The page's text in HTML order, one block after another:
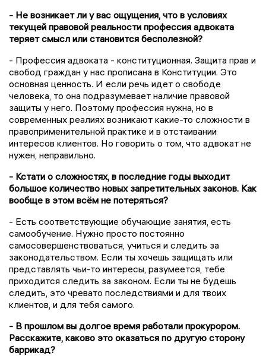
- Не возникает ли у вас ощущения, что в условиях
текущей правовой реальности профессия адвоката
теряет смысл или становится бесполезной?
- Профессия адвоката - конституционная. Защита прав и
свобод граждан у нас прописана в Конституции. Это
основная ценность. И если речь идет о свободе
человека, то она подразумевает наличие правовой
защиты у него. Поэтому профессия нужна, но в
современных реалиях возникают какие-то сложности в
правоприменительной практике и в отстаивании
интересов клиентов. Но говорить о том, что адвокат не
нужен, неправильно.
- Кстати о сложностях, в последние годы выходит
большое количество новых запретительных законов. Как
вообще в этом всём не потеряться?
- Есть соответствующие обучающие занятия, есть
самообучение. Нужно просто постоянно
самосовершенствоваться, учиться и следить за
законодательством. Если ты хочешь защищать или
представлять чьи-то интересы, разумеется, тебе
приходится следить за законом. Если ты не будешь
следить, это чревато последствиями и для твоих
клиентов, и для тебя самого.
- В прошлом вы долгое время работали прокурором.
Расскажите, каково это оказаться по другую сторону
баррикад?